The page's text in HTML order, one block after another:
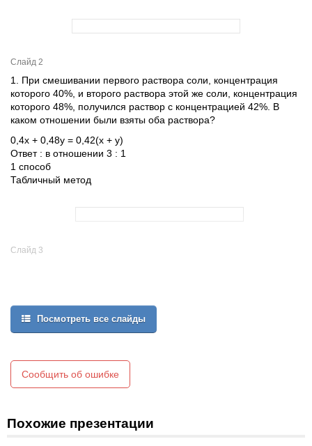
Слайд 2
1. При смешивании первого раствора соли, концентрация
которого 40%, и второго раствора этой же соли, концентрация
которого 48%, получился раствор с концентрацией 42%. В
каком отношении были взяты оба раствора?
0,4х + 0,48y = 0,42(х + у)
Ответ : в отношении 3 : 1
1 способ
Табличный метод
Слайд 3
Посмотреть все слайды
Сообщить об ошибке
Похожие презентации